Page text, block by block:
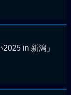
in 新潟」